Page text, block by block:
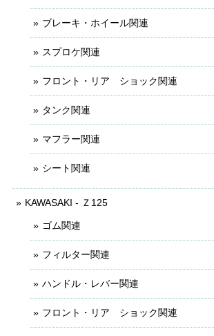
ブレーキ・ホイール関連
スプロケ関連
フロント・リア ショック関連
タンク関連
マフラー関連
シート関連
KAWASAKI - Ｚ125
ゴム関連
フィルター関連
ハンドル・レバー関連
フロント・リア ショック関連